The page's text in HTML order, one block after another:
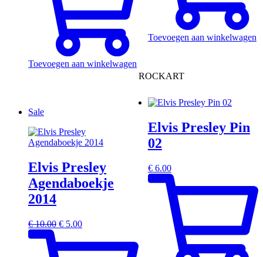
Toevoegen aan winkelwagen
Toevoegen aan winkelwagen
Sale
Elvis Presley
Agendaboekje
2014
€10.00 Oorspronkelijke
was:
€ 10.00.
€ 5.00Huidige
is:
Elvis Presley Pin
02
€6.00
ROCKART